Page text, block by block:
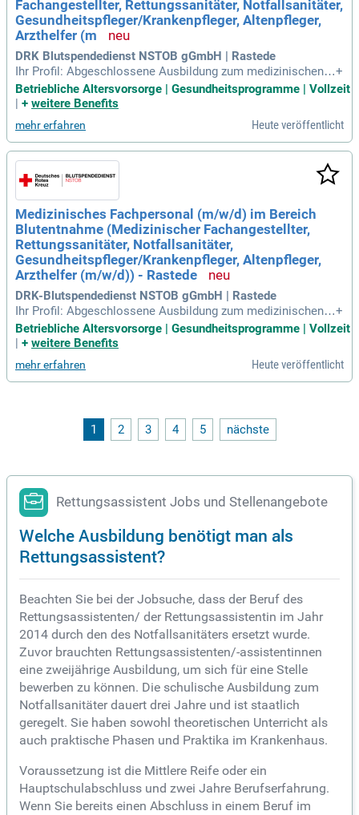
Fachangestellter, Rettungssanitäter, Notfallsanitäter,
Gesundheitspfleger/Krankenpfleger, Altenpfleger,
Arzthelfer (m
DRK Blutspendedienst NSTOB gGmbH | Rastede
Ihr Profil: Abgeschlossene Ausbildung zum medizinischen F
achangestellten (m/w/d), Rettungssanitäter (m/w/d), Rettun
gsassistenten (m/w/d) bzw.
+
Betriebliche Altersvorsorge | Gesundheitsprogramme | Vollzeit
| + weitere Benefits
mehr erfahren Heute veröffentlicht
Medizinisches Fachpersonal (m/w/d) im Bereich
Blutentnahme (Medizinischer Fachangestellter,
Rettungssanitäter, Notfallsanitäter,
Gesundheitspfleger/Krankenpfleger, Altenpfleger,
Arzthelfer (m/w/d)) - Rastede
DRK-Blutspendedienst NSTOB gGmbH | Rastede
Ihr Profil: Abgeschlossene Ausbildung zum medizinischen F
achangestellten (m/w/d), Rettungssanitäter (m/w/d), Rettun
gsassistenten (m/w/d) bzw.
+
Betriebliche Altersvorsorge | Gesundheitsprogramme | Vollzeit
+ weitere Benefits
mehr erfahren Heute veröffentlicht
1 2 3 4 5 nächste
Rettungsassistent Jobs und Stellenangebote
Welche Ausbildung benötigt man als
Rettungsassistent?
Beachten Sie bei der Jobsuche, dass der Beruf des
Rettungsassistenten/ der Rettungsassistentin im Jahr
2014 durch den des Notfallsanitäters ersetzt wurde.
Zuvor brauchten Rettungsassistenten/-assistentinnen
eine zweijährige Ausbildung, um sich für eine Stelle
bewerben zu können. Die schulische Ausbildung zum
Notfallsanitäter dauert drei Jahre und ist staatlich
geregelt. Sie haben sowohl theoretischen Unterricht als
auch praktische Phasen und Praktika im Krankenhaus.
Voraussetzung ist die Mittlere Reife oder ein
Hauptschulabschluss und zwei Jahre Berufserfahrung.
Wenn Sie bereits einen Abschluss in einem Beruf im